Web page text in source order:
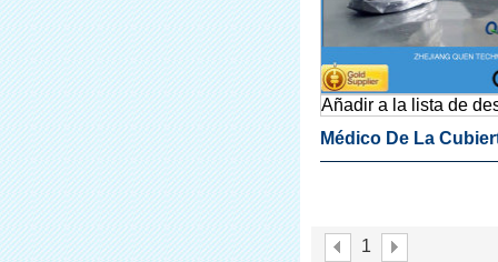
Añadir a la lista de
Médico De La
1